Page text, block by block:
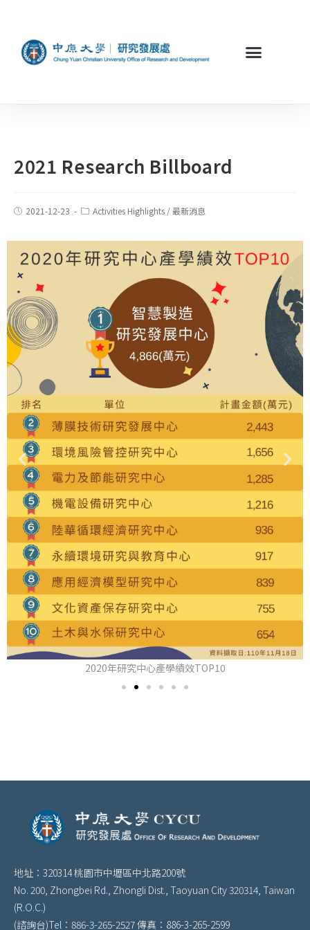
2021 Research Billboard
2021-12-23 Activities Highlights /最新消息
2020年研究中心產學績效TOP10
地址：320314 桃園市中壢區中北路200號
No. 200, Zhongbei Rd., Zhongli Dist., Taoyuan City 320314, Taiwan
(R.O.C.)
(諮詢台)Tel：886-3-265-2527 傳真：886-3-265-2599